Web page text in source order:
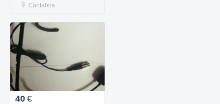
Cantabria
40 €